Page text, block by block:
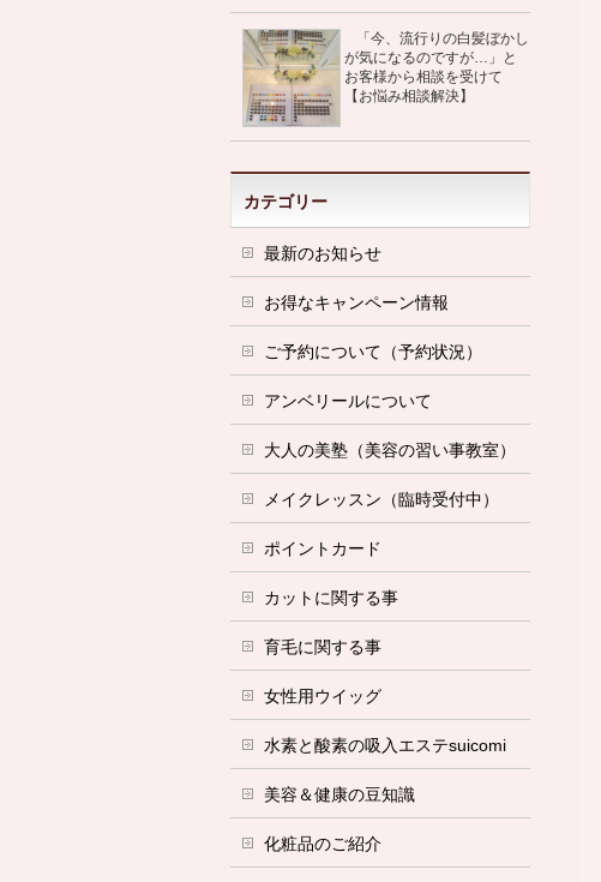
「今、流行りの白髪ぼかし
が気になるのですが…」と
お客様から相談を受けて
【お悩み相談解決】
カテゴリー
最新のお知らせ
お得なキャンペーン情報
ご予約について（予約状況）
アンベリールについて
大人の美塾（美容の習い事教室）
メイクレッスン（臨時受付中）
ポイントカード
カットに関する事
育毛に関する事
女性用ウイッグ
水素と酸素の吸入エステsuicomi
美容＆健康の豆知識
化粧品のご紹介